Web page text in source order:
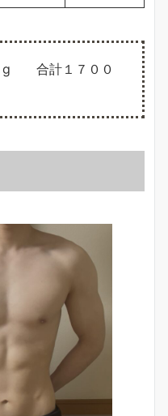
g 合計１７００